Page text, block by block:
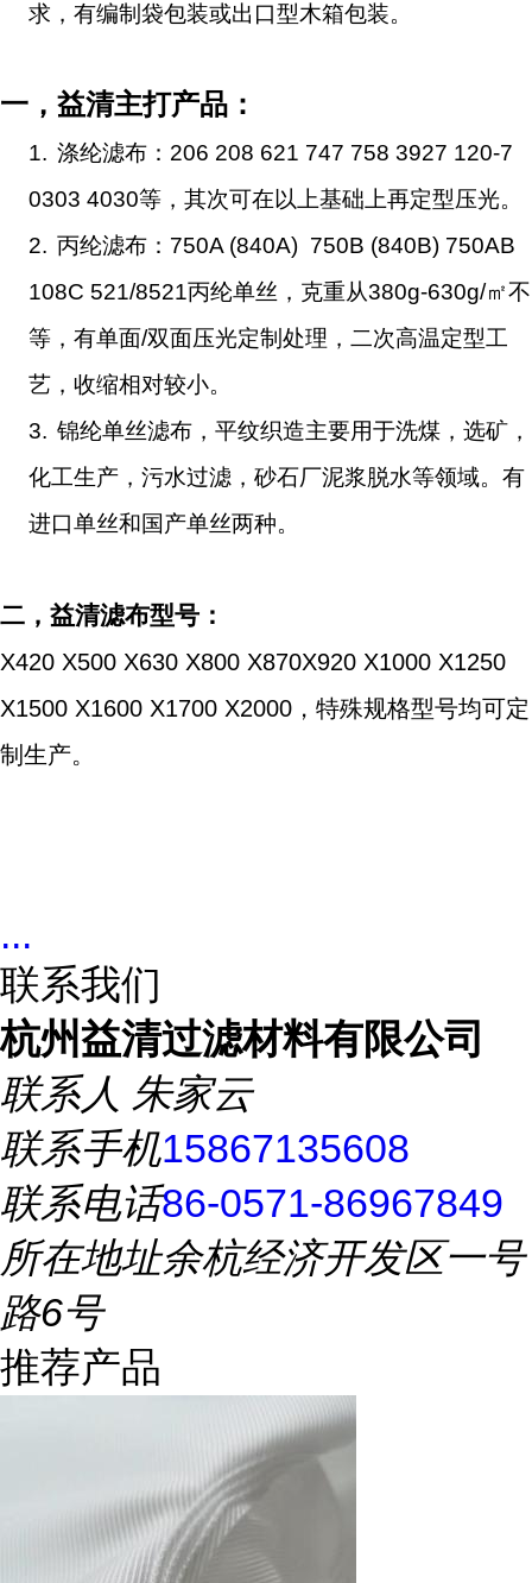
求，有编制袋包装或出口型木箱包装。
一，益清主打产品：
1. 涤纶滤布： 206 208 621 747 758 3927 120-7
0303 4030等，其次可在以上基础上再定型压光。
2. 丙纶滤布： 750A (840A) 750B (840B) 750AB
108C 521/8521丙纶单丝，克重从380g-630g/㎡不
等，有单面/双面压光定制处理，二次高温定型工
艺，收缩相对较小。
3. 锦纶单丝滤布，平纹织造主要用于洗煤，选矿，
化工生产，污水过滤，砂石厂泥浆脱水等领域。有
进口单丝和国产单丝两种。
二，益清滤布型号：
X420 X500 X630 X800 X870X920 X1000 X1250
X1500 X1600 X1700 X2000 ，特殊规格型号均可定
制生产。
...
联系我们
杭州益清过滤材料有限公司
联系人 朱家云
联系手机15867135608
联系电话86-0571-86967849
所在地址余杭经济开发区一号
路6号
推荐产品